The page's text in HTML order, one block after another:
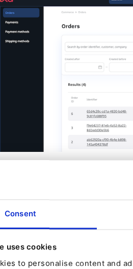
Consent
uses cookies
to personalise content and
: